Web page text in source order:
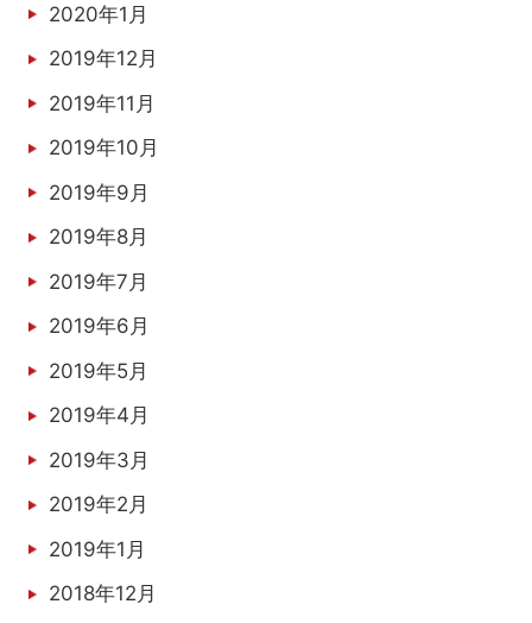
2020年1月
2019年12月
2019年11月
2019年10月
2019年9月
2019年8月
2019年7月
2019年6月
2019年5月
2019年4月
2019年3月
2019年2月
2019年1月
2018年12月